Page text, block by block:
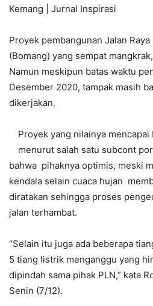
Kemang | Jurnal Inspirasi
Proyek pembangunan Jalan
(Bomang) yang sempat
Namun meskipun batas waktu
Desember 2020, tampak masih
dikerjakan.
Proyek yang nilainya
menurut salah satu subcont
bahwa pihaknya optimis, meski
kendala selain cuaca hujan
diratakan sehingga proses
jalan terhambat.
“Selain itu juga ada beberapa
5 tiang listrik menganggu yang
dipindah sama pihak PLN,” kata
Senin (7/12).